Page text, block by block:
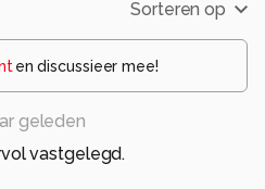
Sorteren op
en discussieer mee!
geleden
vastgelegd.